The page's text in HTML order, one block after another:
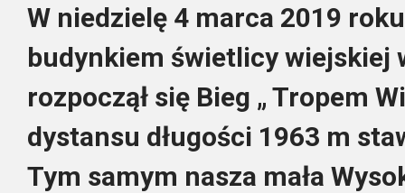
W niedzielę 4 marca 2019
budynkiem świetlicy wiejskiej
rozpoczął się Bieg „ Tropem
dystansu długości 1963 m
Tym samym nasza mała